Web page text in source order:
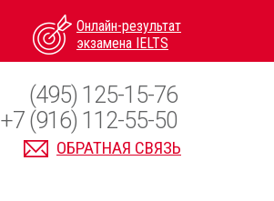
Онлайн-результат
экзамена IELTS
ОБРАТНАЯ СВЯЗЬ
(495) 125-15-76
+7 (916) 112-55-50